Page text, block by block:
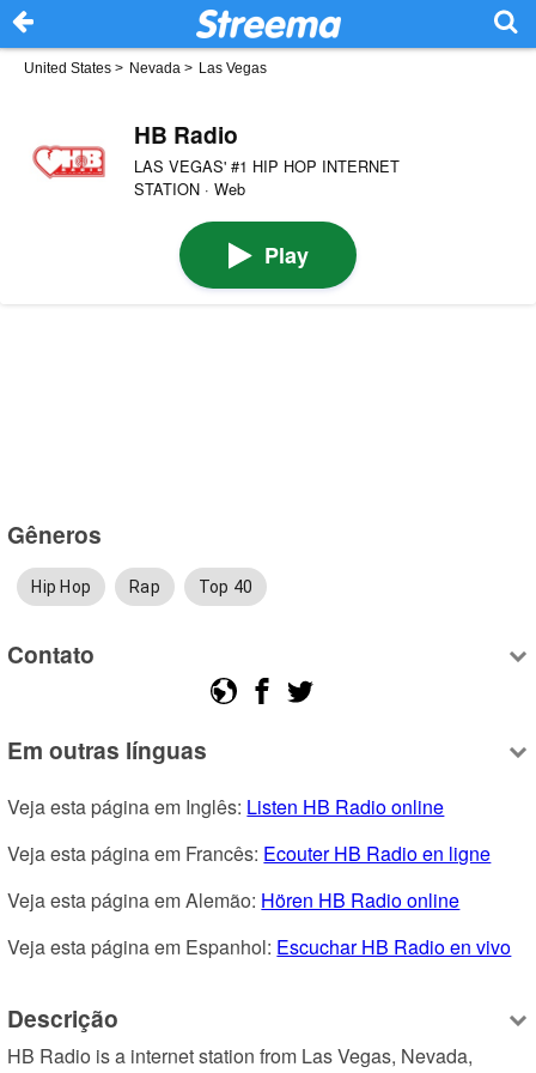
United States > Nevada > Las Vegas
HB Radio
LAS VEGAS' #1 HIP HOP INTERNET
STATION · Web
Play
Gêneros
Hip Hop Rap Top 40
Contato
Em outras línguas
Veja esta página em Inglês: Listen HB Radio online
Veja esta página em Francês: Ecouter HB Radio en ligne
Veja esta página em Alemão: Hören HB Radio online
Veja esta página em Espanhol: Escuchar HB Radio en vivo
Descrição
HB Radio is a internet station from Las Vegas, Nevada,